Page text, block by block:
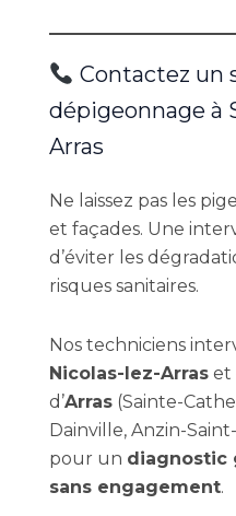
Contactez un
dépigeonnage à
Arras
Ne laissez pas les
et façades. Une
d’éviter les
risques sanitaires.
Nos techniciens
Nicolas-lez-Arras et
d’Arras (Sainte-
Dainville, Anzin-
pour un diagnostic
sans engagement.